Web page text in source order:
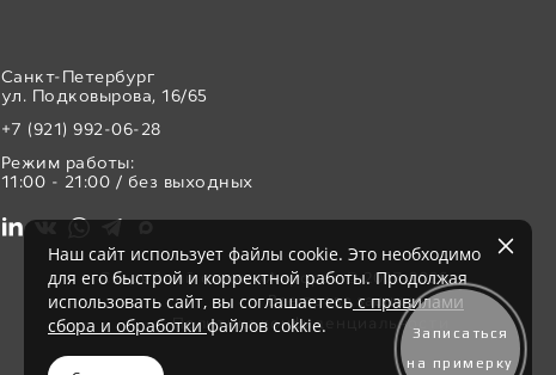
Санкт-Петербург
ул. Подковырова, 16/65
+7 (921) 992-06-28
Режим работы:
11:00 - 21:00 / без выходных
Свадебный салон «Аврора» © 2017-2026
Все права защищены
Политика конфиденциальности
Наш сайт использует файлы cookie. Это необходимо
для его быстрой и корректной работы. Продолжая
использовать сайт, вы соглашаетесь с правилами
сбора и обработки файлов cokkie.
Записаться
на примерку